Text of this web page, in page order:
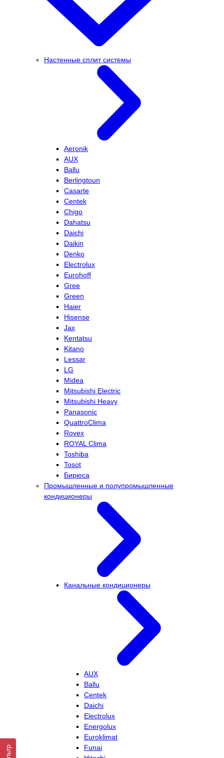
Настенные сплит системы
Aeronik
AUX
Ballu
Berlingtoun
Casarte
Centek
Chigo
Dahatsu
Daichi
Daikin
Denko
Electrolux
Eurohoff
Gree
Green
Haier
Hisense
Jax
Kentatsu
Kitano
Lessar
LG
Midea
Mitsubishi Electric
Mitsubishi Heavy
Panasonic
QuattroClima
Rovex
ROYAL Clima
Toshiba
Tosot
Бирюса
Промышленные и полупромышленные
кондиционеры
Канальные кондиционеры
AUX
Ballu
Centek
Daichi
Electrolux
Energolux
Euroklimat
Funai